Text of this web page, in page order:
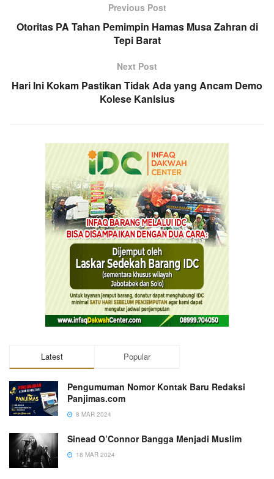
Previous Post
Otoritas PA Tahan Pemimpin Hamas Musa Zahran di
Tepi Barat
Next Post
Hari Ini Kokam Pastikan Tidak Ada yang Ancam Demo
Kolese Kanisius
Latest Popular
Pengumuman Nomor Kontak Baru Redaksi
Panjimas.com
8 MAR 2024
Sinead O’Connor Bangga Menjadi Muslim
18 MAR 2024